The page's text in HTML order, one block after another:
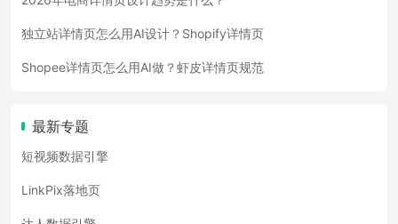
独立站详情页怎么用AI设计？Shopify详情页
Shopee详情页怎么用AI做？虾皮详情页规范
最新专题
短视频数据引擎
LinkPix落地页